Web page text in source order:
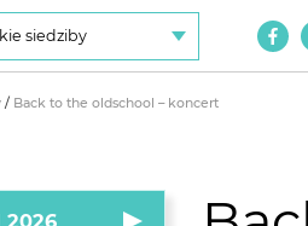
siedziby
/ Back to the oldschool – koncert
2026